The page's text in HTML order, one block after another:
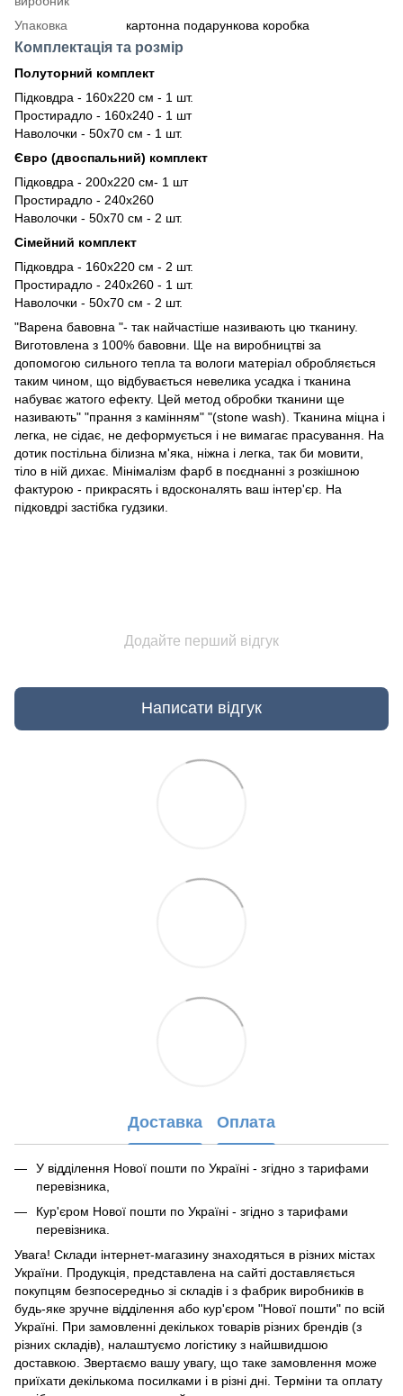
Упаковка картонна подарункова коробка
Комплектація та розмір
Полуторний комплект
Підковдра - 160х220 см - 1 шт.
Простирадло - 160х240 - 1 шт
Наволочки - 50х70 см - 1 шт.
Євро (двоспальний) комплект
Підковдра - 200х220 см- 1 шт
Простирадло - 240х260
Наволочки - 50х70 см - 2 шт.
Сімейний комплект
Підковдра - 160х220 см - 2 шт.
Простирадло - 240х260 - 1 шт.
Наволочки - 50х70 см - 2 шт.
"Варена бавовна "- так найчастіше називають цю тканину.
Виготовлена ​​з 100% бавовни. Ще на виробництві за
допомогою сильного тепла та вологи матеріал обробляється
таким чином, що відбувається невелика усадка і тканина
набуває жатого ефекту. Цей метод обробки тканини ще
називають" "прання з камінням" "(stone wash). Тканина міцна і
легка, не сідає, не деформується і не вимагає прасування. На
дотик постільна білизна м'яка, ніжна і легка, так би мовити,
тіло в ній дихає. Мінімалізм фарб в поєднанні з розкішною
фактурою - прикрасять і вдосконалять ваш інтер'єр. На
підковдрі застібка гудзики.
Додайте перший відгук
Написати відгук
Доставка Оплата
У відділення Нової пошти по Україні - згідно з тарифами
перевізника,
Кур'єром Нової пошти по Україні - згідно з тарифами
перевізника.
Увага! Склади інтернет-магазину знаходяться в різних містах
України. Продукція, представлена ​​на сайті доставляється
покупцям безпосередньо зі складів і з фабрик виробників в
будь-яке зручне відділення або кур'єром "Нової пошти" по всій
Україні. При замовленні декількох товарів різних брендів (з
різних складів), налаштуємо логістику з найшвидшою
доставкою. Звертаємо вашу увагу, що таке замовлення може
приїхати декількома посилками і в різні дні. Терміни та оплату